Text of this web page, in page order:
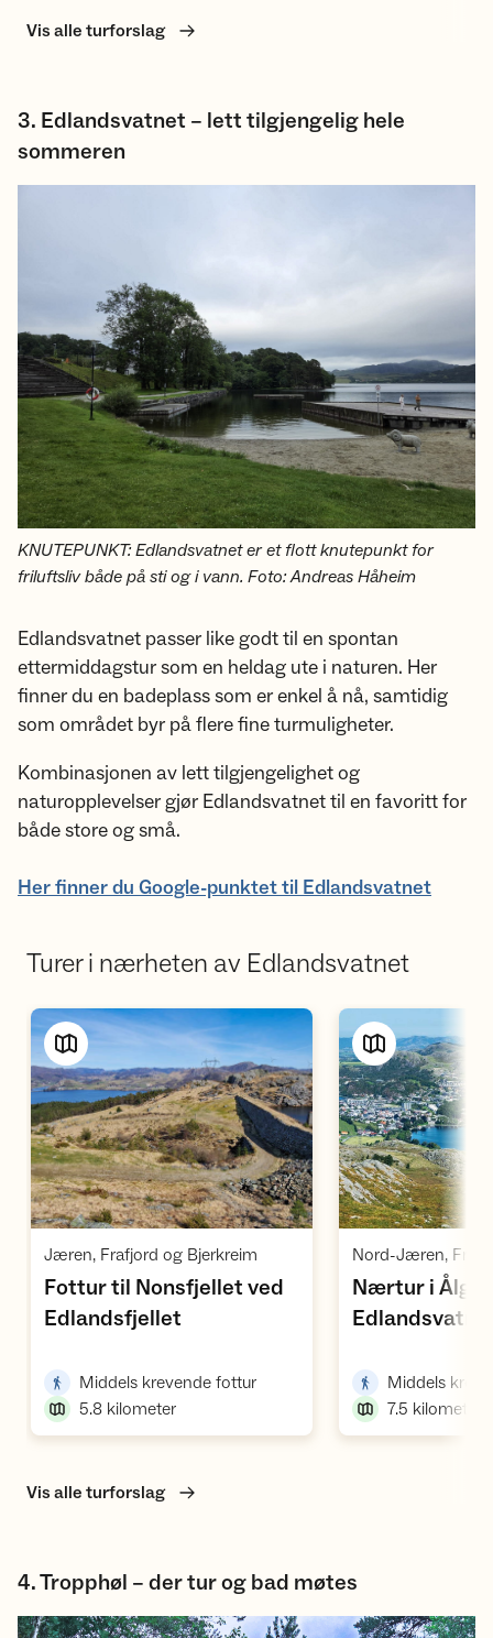
Vis alle turforslag
3. Edlandsvatnet – lett tilgjengelig hele
sommeren
KNUTEPUNKT: Edlandsvatnet er et flott knutepunkt for
friluftsliv både på sti og i vann. Foto: Andreas Håheim
Edlandsvatnet passer like godt til en spontan
ettermiddagstur som en heldag ute i naturen. Her
finner du en badeplass som er enkel å nå, samtidig
som området byr på flere fine turmuligheter.
Kombinasjonen av lett tilgjengelighet og
naturopplevelser gjør Edlandsvatnet til en favoritt for
både store og små.
Her finner du Google-punktet til Edlandsvatnet
Turer i nærheten av Edlandsvatnet
Vis turforslag
Jæren, Frafjord og Bjerkreim
Fottur til Nonsfjellet ved
Edlandsfjellet
Middels krevende fottur,
5.8 kilometer
Nærtur i
Middels
7.5 kilometer
Vis alle turforslag
4. Tropphøl – der tur og bad møtes